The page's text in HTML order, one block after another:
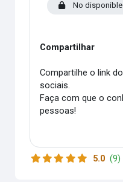
No disponible hasta que:
Compartilhar
Compartilhe o link
sociais.
Faça com que o
pessoas!
5.0 (9)